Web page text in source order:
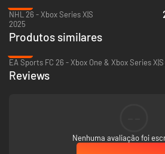
NHL 26 - Xbox Series X|S
2025
Produtos similares
EA Sports FC 26 - Xbox One & Xbox Series X|S
Reviews
Nenhuma avaliação foi